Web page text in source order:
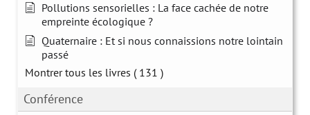
Pollutions sensorielles : La face cachée de notre
empreinte écologique ?
Quaternaire : Et si nous connaissions notre lointain
passé
Montrer tous les livres ( 131 )
Conférence